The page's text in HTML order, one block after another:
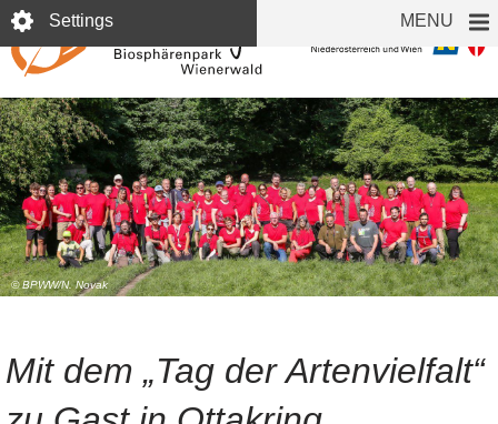
Skip
to
main
content
Settings MENU
© BPWW/N. Novak
Mit dem „Tag der Artenvielfalt“